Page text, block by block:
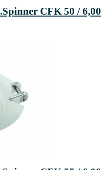
CFK 50 / 6,00